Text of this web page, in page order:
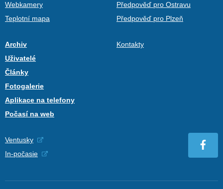
Webkamery
Teplotní mapa
Předpověď pro Ostravu
Předpověď pro Plzeň
Archiv
Uživatelé
Články
Fotogalerie
Aplikace na telefony
Počasí na web
Kontakty
Ventusky
In-počasie